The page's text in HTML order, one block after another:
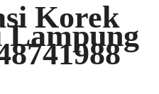
Korek